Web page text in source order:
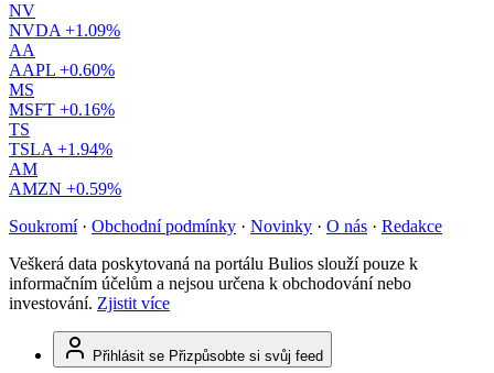
NV
NVDA +1.09%
AA
AAPL +0.60%
MS
MSFT +0.16%
TS
TSLA +1.94%
AM
AMZN +0.59%
Soukromí · Obchodní podmínky · Novinky · O nás · Redakce
Veškerá data poskytovaná na portálu Bulios slouží pouze k
informačním účelům a nejsou určena k obchodování nebo
investování. Zjistit více
Přihlásit se Přizpůsobte si svůj feed